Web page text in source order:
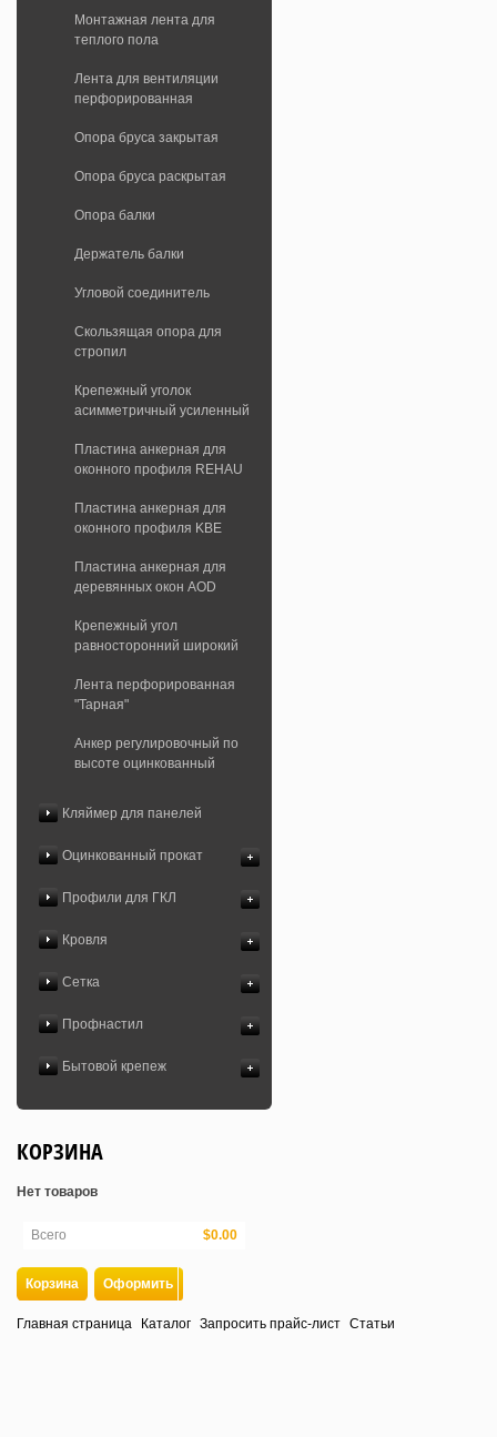
Монтажная лента для
теплого пола
Лента для вентиляции
перфорированная
Опора бруса закрытая
Опора бруса раскрытая
Опора балки
Держатель балки
Угловой соединитель
Скользящая опора для
стропил
Крепежный уголок
асимметричный усиленный
Пластина анкерная для
оконного профиля REHAU
Пластина анкерная для
оконного профиля KBE
Пластина анкерная для
деревянных окон AOD
Крепежный угол
равносторонний широкий
Лента перфорированная
"Тарная"
Анкер регулировочный по
высоте оцинкованный
Кляймер для панелей
Оцинкованный прокат
Профили для ГКЛ
Кровля
Сетка
Профнастил
Бытовой крепеж
КОРЗИНА
Нет товаров
Всего $0.00
Корзина Оформить
Главная страница Каталог Запросить прайс-лист Статьи